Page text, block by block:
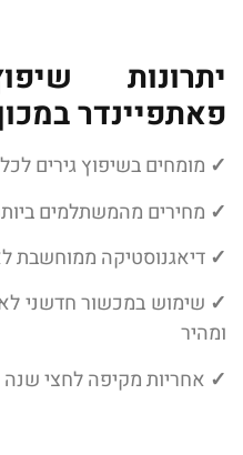
יתרונות
פאתפיינדר
✓ מומחים בשיפוץ גירים
✓ מחירים מהמשתלמים
✓ דיאגנוסטיקה ממוחשבת
✓ שימוש במכשור חדשני
ומהיר
✓ אחריות מקיפה לחצי שנה